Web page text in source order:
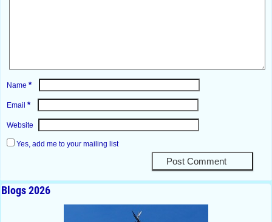
Name *
Email *
Website
Yes, add me to your mailing list
Blogs 2026